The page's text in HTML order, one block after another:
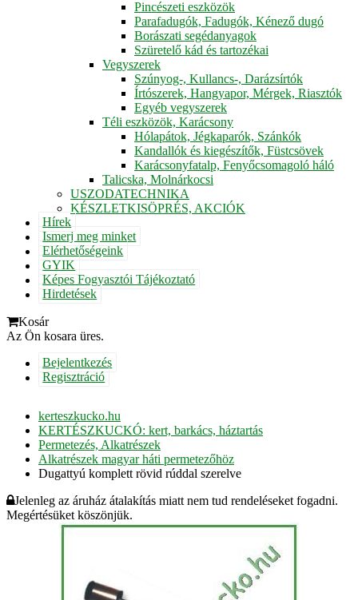
Pincészeti eszközök
Parafadugók, Fadugók, Kénező dugó
Borászati segédanyagok
Szüretelő kád és tartozékai
Vegyszerek
Szúnyog-, Kullancs-, Darázsírtók
Írtószerek, Hangyapor, Mérgek, Riasztók
Egyéb vegyszerek
Téli eszközök, Karácsony
Hólapátok, Jégkaparók, Szánkók
Kandallók és kiegészítők, Füstcsövek
Karácsonyfatalp, Fenyőcsomagoló háló
Talicska, Molnárkocsi
USZODATECHNIKA
KÉSZLETKISÖPRÉS, AKCIÓK
Hírek
Ismerj meg minket
Elérhetőségeink
GYIK
Képes Fogyasztói Tájékoztató
Hirdetések
Kosár
Az Ön kosara üres.
Bejelentkezés
Regisztráció
kerteszkucko.hu
KERTÉSZKUCKÓ: kert, barkács, háztartás
Permetezés, Alkatrészek
Alkatrészek magyar háti permetezőhöz
Dugattyú komplett rövid rúddal szerelve
Jelenleg az áruház átalakítás miatt nem tud rendeléseket fogadni.
Megértésüket köszönjük.